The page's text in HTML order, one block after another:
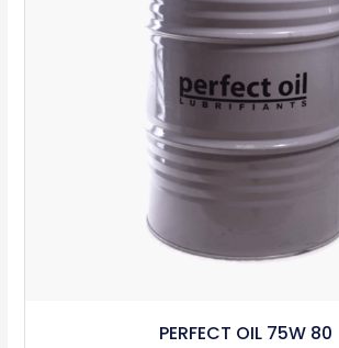
PERFECT OIL 75W 80